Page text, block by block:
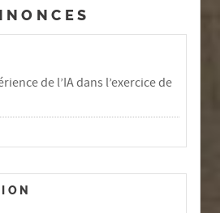
de l’IA dans l’exercice de